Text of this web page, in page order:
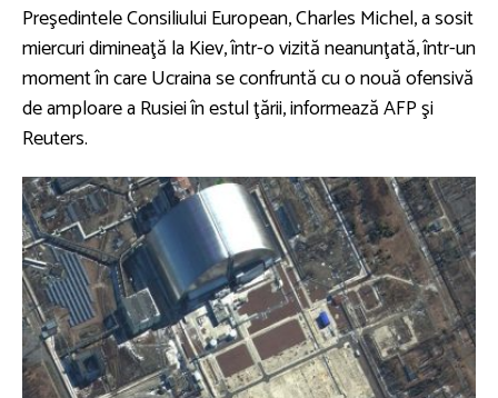
Preşedintele Consiliului European, Charles Michel, a sosit
miercuri dimineaţă la Kiev, într-o vizită neanunţată, într-un
moment în care Ucraina se confruntă cu o nouă ofensivă
de amploare a Rusiei în estul ţării, informează AFP şi
Reuters.